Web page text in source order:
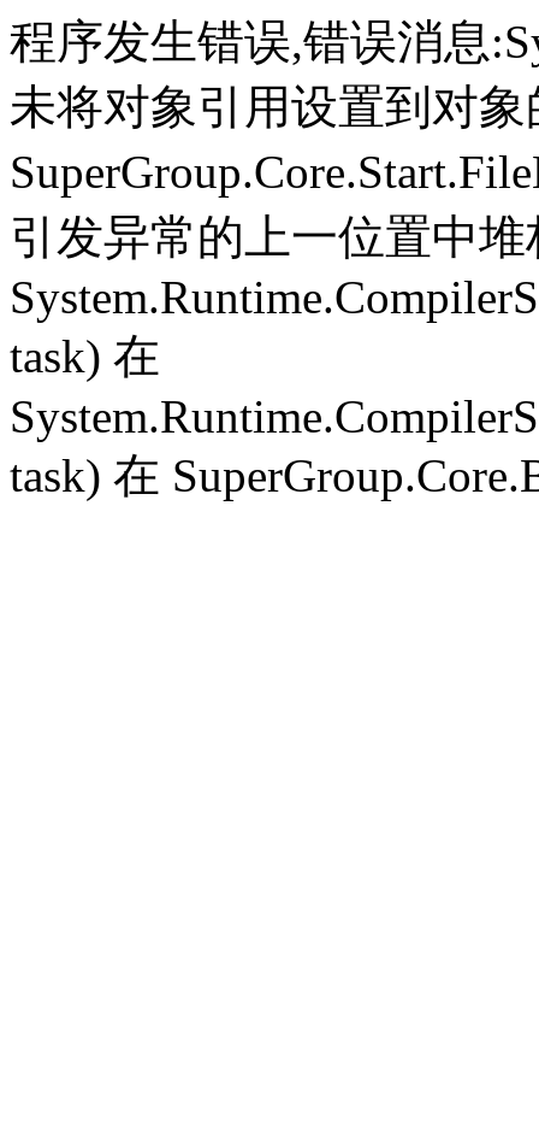
程序发生错误,错误消息
未将对象引用设置到对
引发异常的上一位置中
task) 在
task) 在